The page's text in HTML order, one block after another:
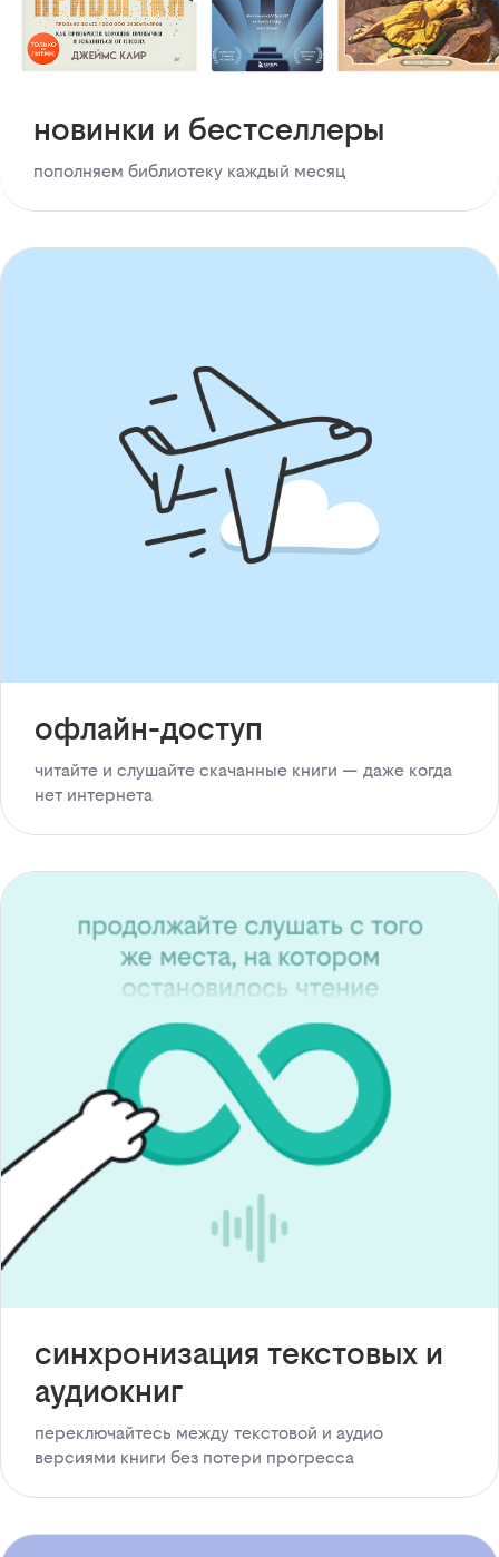
новинки и бестселлеры
пополняем библиотеку каждый месяц
офлайн-доступ
читайте и слушайте скачанные книги — даже когда
нет интернета
синхронизация текстовых и
аудиокниг
переключайтесь между текстовой и аудио
версиями книги без потери прогресса